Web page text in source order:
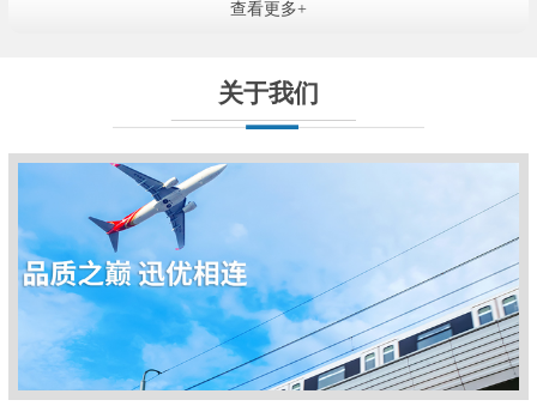
查看更多+
关于我们